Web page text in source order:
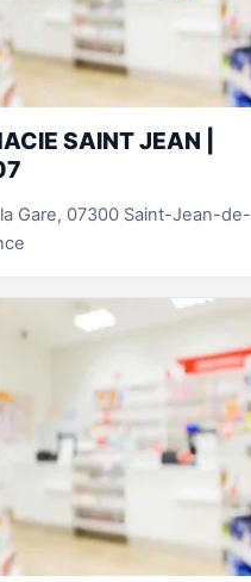
SAINT JEAN |
Gare, 07300 Saint-Jean-de-